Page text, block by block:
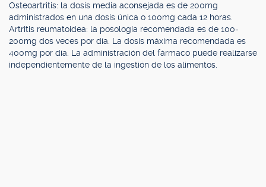
Osteoartritis: la dosis media aconsejada es de 200mg
administrados en una dosis única o 100mg cada 12 horas.
Artritis reumatoidea: la posología recomendada es de 100-
200mg dos veces por día. La dosis máxima recomendada es
400mg por día. La administración del fármaco puede realizarse
independientemente de la ingestión de los alimentos.